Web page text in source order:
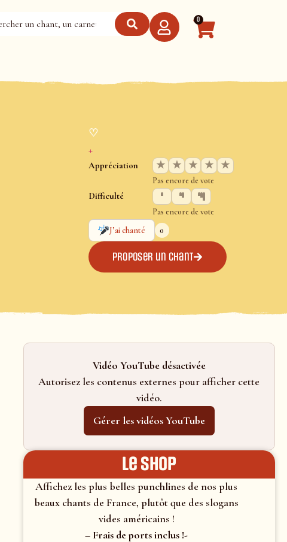
0
♡
+
Appréciation ★ ★ ★ ★ ★
Pas encore de vote
Difficulté
Pas encore de vote
J’ai chanté
0
Proposer un chant
Vidéo YouTube désactivée
Autorisez les contenus externes pour afficher cette
vidéo.
Gérer les vidéos YouTube
le shop
Affichez les plus belles punchlines de nos plus
beaux chants de France, plutôt que des slogans
vides américains !
– Frais de ports inclus !-